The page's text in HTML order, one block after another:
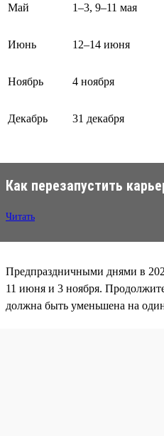
Май 1–3, 9–11 мая
Июнь 12–14 июня
Ноябрь 4 ноября
Декабрь 31 декабря
Как перезапустить
Читать
Предпраздничными днями в
11 июня и 3 ноября.
должна быть уменьшена на